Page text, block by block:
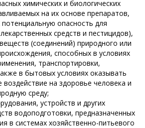
химических и биологических
на их основе препаратов,
опасность для
средств и пестицидов),
(соединений) природного или
способных в условиях
транспортировки,
в бытовых условиях оказывать
воздействие на здоровье человека и
среду;
устройств и других
водоподготовки, предназначенных
в системах хозяйственно-питьевого